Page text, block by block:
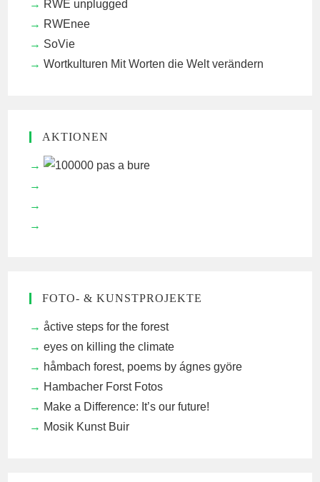
RWE unplugged
RWEnee
SoVie
Wortkulturen Mit Worten die Welt verändern
AKTIONEN
FOTO- & KUNSTPROJEKTE
åctive steps for the forest
eyes on killing the climate
håmbach forest, poems by ágnes györe
Hambacher Forst Fotos
Make a Difference: It’s our future!
Mosik Kunst Buir